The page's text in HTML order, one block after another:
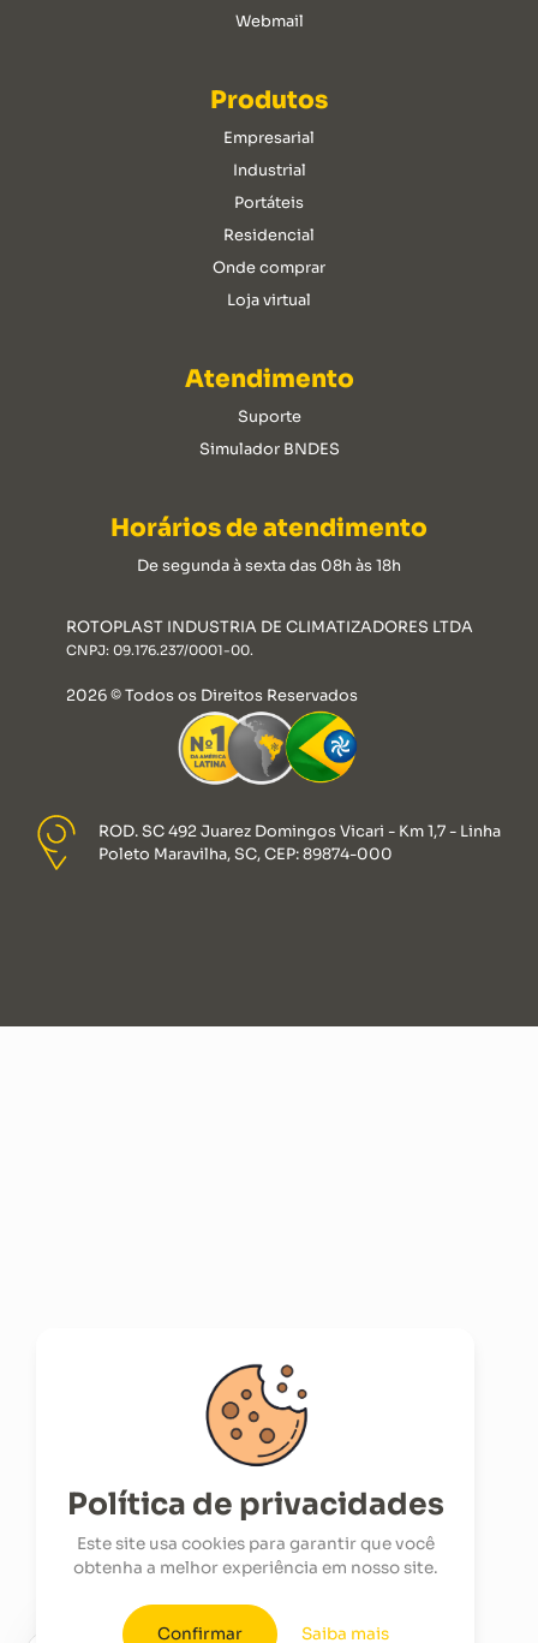
Webmail
Produtos
Empresarial
Industrial
Portáteis
Residencial
Onde comprar
Loja virtual
Atendimento
Suporte
Simulador BNDES
Horários de atendimento
De segunda à sexta das 08h às 18h
ROTOPLAST INDUSTRIA DE CLIMATIZADORES LTDA
CNPJ: 09.176.237/0001-00.
2026 © Todos os Direitos Reservados
ROD. SC 492 Juarez Domingos Vicari - Km 1,7 - Linha
Poleto Maravilha, SC, CEP: 89874-000
COMPRE AGORA
Política de privacidades
Este site usa cookies para garantir que você
obtenha a melhor experiência em nosso site.
Confirmar Saiba mais